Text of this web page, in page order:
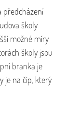
předcházení
školy
možné míry
školy jsou
branka je
je na čip, který